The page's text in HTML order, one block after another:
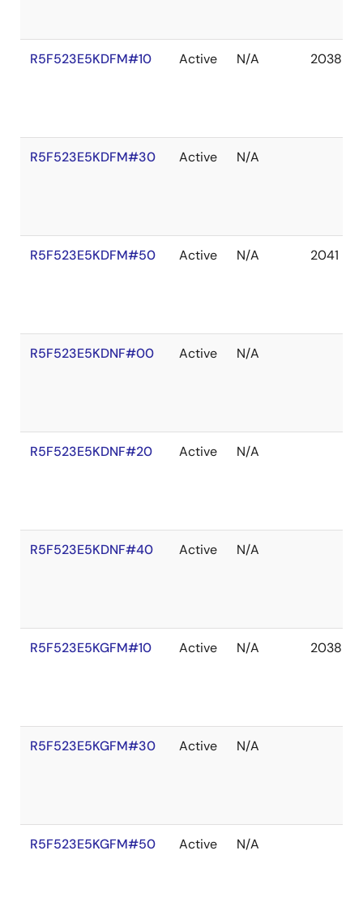
R5F523E5KDFM#10 Active N/A 2038
R5F523E5KDFM#30 Active N/A
R5F523E5KDFM#50 Active N/A 2041
R5F523E5KDNF#00 Active N/A
R5F523E5KDNF#20 Active N/A
R5F523E5KDNF#40 Active N/A
R5F523E5KGFM#10 Active N/A 2038
R5F523E5KGFM#30 Active N/A
R5F523E5KGFM#50 Active N/A